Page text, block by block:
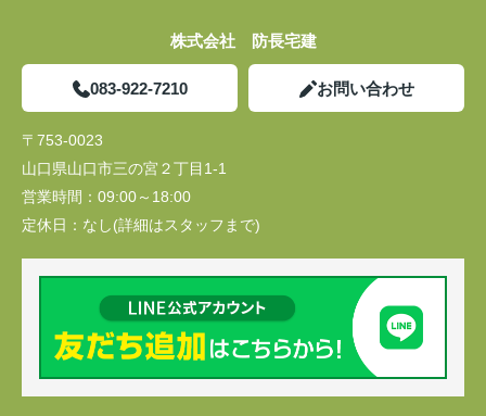
株式会社 防長宅建
083-922-7210 お問い合わせ
〒753-0023
山口県山口市三の宮２丁目1-1
営業時間： 09:00～18:00
定休日： なし(詳細はスタッフまで)